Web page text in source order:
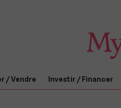
/ Vendre Investir / Financer